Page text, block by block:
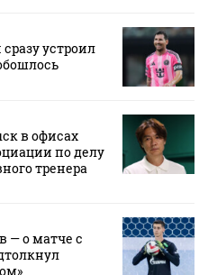
устроил
в офисах
по делу
тренера
— о матче с